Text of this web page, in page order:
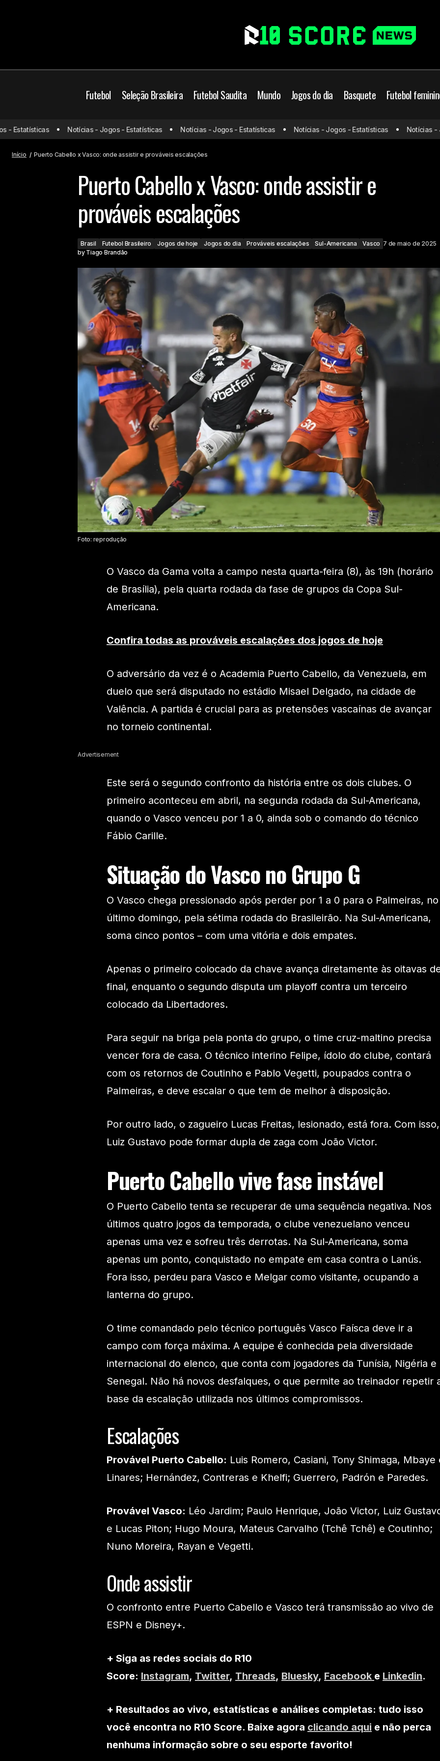
Futebol Seleção Brasileira Futebol Saudita Mundo Jogos do dia Basquete Futebol
Empresa de John Textor será
notificada por possível remoção do
registro no Reino Unido
Brasil Futebol Brasileiro Jogos de hoje
Jogos do dia
Prováveis escalações
Sul-Americana Vasco
Puerto Cabello x
prováveis escalações
Estatísticas Notícias - Jogos - Estatísticas Notícias - Jogos - Estatísticas Notícias - Jogos - Estatísticas Notícias -
Início Puerto Cabello x Vasco: onde assistir e prováveis escalações
Puerto Cabello x Vasco: onde assistir e
prováveis escalações
Brasil Futebol Brasileiro Jogos de hoje Jogos do dia Prováveis escalações Sul-Americana Vasco 7 de maio de 2025
by Tiago Brandão
Foto: reprodução
O Vasco da Gama volta a campo nesta quarta-feira (8), às 19h (horário
de Brasília), pela quarta rodada da fase de grupos da Copa Sul-
Americana.
Confira todas as prováveis escalações dos jogos de hoje
O adversário da vez é o Academia Puerto Cabello, da Venezuela, em
duelo que será disputado no estádio Misael Delgado, na cidade de
Valência. A partida é crucial para as pretensões vascaínas de avançar
no torneio continental.
Advertisement
Este será o segundo confronto da história entre os dois clubes. O
primeiro aconteceu em abril, na segunda rodada da Sul-Americana,
quando o Vasco venceu por 1 a 0, ainda sob o comando do técnico
Fábio Carille.
Situação do Vasco no Grupo G
O Vasco chega pressionado após perder por 1 a 0 para o Palmeiras, no
último domingo, pela sétima rodada do Brasileirão. Na Sul-Americana,
soma cinco pontos – com uma vitória e dois empates.
Apenas o primeiro colocado da chave avança diretamente às oitavas
final, enquanto o segundo disputa um playoff contra um terceiro
colocado da Libertadores.
Para seguir na briga pela ponta do grupo, o time cruz-maltino precisa
vencer fora de casa. O técnico interino Felipe, ídolo do clube, contará
com os retornos de Coutinho e Pablo Vegetti, poupados contra o
Palmeiras, e deve escalar o que tem de melhor à disposição.
Por outro lado, o zagueiro Lucas Freitas, lesionado, está fora. Com isso,
Luiz Gustavo pode formar dupla de zaga com João Victor.
Puerto Cabello vive fase instável
O Puerto Cabello tenta se recuperar de uma sequência negativa. Nos
últimos quatro jogos da temporada, o clube venezuelano venceu
apenas uma vez e sofreu três derrotas. Na Sul-Americana, soma
apenas um ponto, conquistado no empate em casa contra o Lanús.
Fora isso, perdeu para Vasco e Melgar como visitante, ocupando a
lanterna do grupo.
O time comandado pelo técnico português Vasco Faísca deve ir a
campo com força máxima. A equipe é conhecida pela diversidade
internacional do elenco, que conta com jogadores da Tunísia, Nigéria e
Senegal. Não há novos desfalques, o que permite ao treinador repetir
base da escalação utilizada nos últimos compromissos.
Escalações
Provável Puerto Cabello: Luis Romero, Casiani, Tony Shimaga, Mbaye
Linares; Hernández, Contreras e Khelfi; Guerrero, Padrón e Paredes.
Provável Vasco: Léo Jardim; Paulo Henrique, João Victor, Luiz
e Lucas Piton; Hugo Moura, Mateus Carvalho (Tchê Tchê) e Coutinho;
Nuno Moreira, Rayan e Vegetti.
Onde assistir
O confronto entre Puerto Cabello e Vasco terá transmissão ao vivo de
ESPN e Disney+.
+ Siga as redes sociais do R10
Score: Instagram, Twitter, Threads, Bluesky, Facebook e Linkedin.
+ Resultados ao vivo, estatísticas e análises completas: tudo isso
você encontra no R10 Score. Baixe agora clicando aqui e não perca
nenhuma informação sobre o seu esporte favorito!